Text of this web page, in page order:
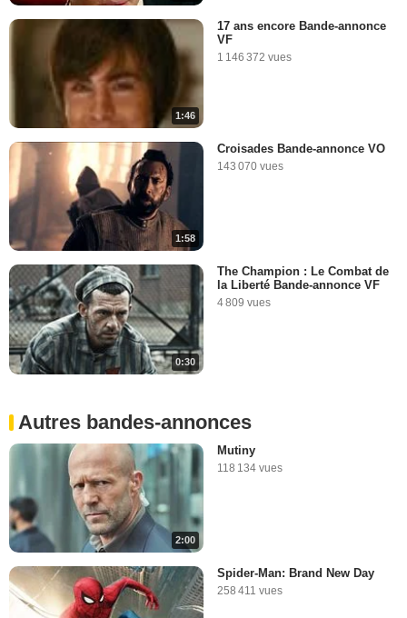
1:46
17 ans encore Bande-annonce
VF
1 146 372 vues
1:58
Croisades Bande-annonce VO
143 070 vues
0:30
The Champion : Le Combat de
la Liberté Bande-annonce VF
4 809 vues
Autres bandes-annonces
2:00
Mutiny
118 134 vues
Spider-Man: Brand New Day
258 411 vues